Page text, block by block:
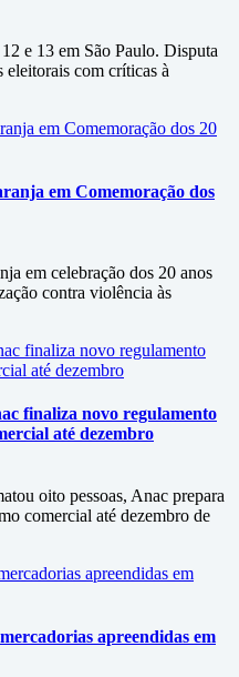
e 13 em São Paulo. Disputa
eleitorais com críticas à
em Comemoração dos
em celebração dos 20 anos
contra violência às
finaliza novo regulamento
até dezembro
oito pessoas, Anac prepara
comercial até dezembro de
apreendidas em